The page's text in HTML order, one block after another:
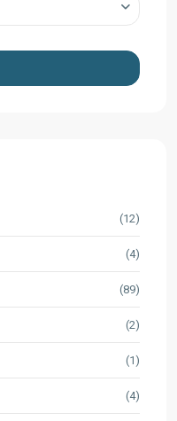
(12)
(4)
(89)
(2)
(1)
(4)